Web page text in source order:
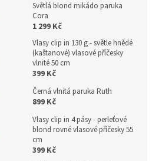
Světlá blond mikádo paruka
Cora
1 299 Kč
Vlasy clip in 130 g - světle hnědé
(kaštanové) vlasové příčesky
vlnité 50 cm
399 Kč
Černá vlnitá paruka Ruth
899 Kč
Vlasy clip in 4 pásy - perleťové
blond rovné vlasové příčesky 55
cm
399 Kč